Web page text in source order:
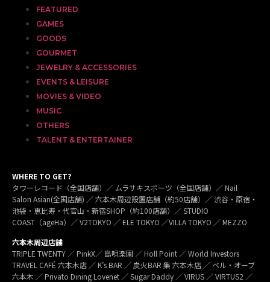
FEATURED
GAMES
GOODS
GOURMET
JEWELRY & ACCESSORIES
EVENTS & LEISURE
MOVIES & VIDEO
MUSIC
OTHERS
TALENT & ENTERTAINER
WHERE TO GET?
タワーレコード（全国店舗）／ ムラサキスポーツ（全国店舗）／ Nail
Salon Asian(全国店舗) ／ 六本木周辺設置店舗（約50店舗）／ 渋谷・原宿・
池袋・恵比寿・代官山・新宿SHOP（約100店舗）／ STUDIO
COAST（ageHa）／ V2TOKYO ／ ELE TOKYO ／VILLA TOKYO ／ MEZZO
六本木周辺店舗
TRIPLE TWENTY ／ PinkX／ 島唄楽園 ／ Holl Point ／ World Investors
TRAVEL CAFÉ 六本木店 ／ K’s BAR ／ 炭火BAR 集 六本木店 ／ ベル・オーブ
六本木 ／ Privato Dining Lovenet ／ Sugar Daddy ／ VIRUS ／ VIRTUS2 ／